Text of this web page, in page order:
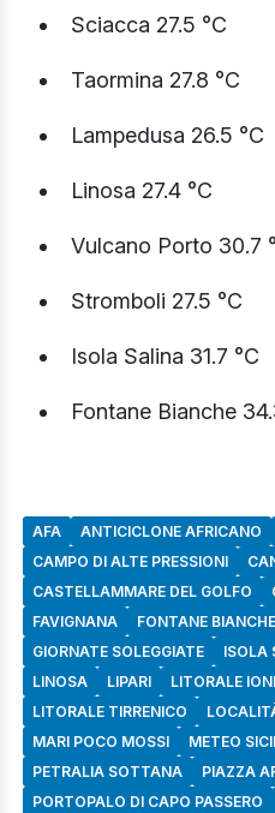
Sciacca 27.5 °C
Taormina 27.8 °C
Lampedusa 26.5 °C
Linosa 27.4 °C
Vulcano Porto 30.7
Stromboli 27.5 °C
Isola Salina 31.7 °C
Fontane Bianche
AFA ANTICICLONE AFRICANO
CAMPO DI ALTE PRESSIONI
CASTELLAMMARE DEL GOLFO
FAVIGNANA
FONTANE BIANCHE
GIORNATE SOLEGGIATE
ISOLA
LINOSA
LIPARI LITORALE
LITORALE TIRRENICO
MARI POCO MOSSI
METEO
PETRALIA SOTTANA
PIAZZA
PORTOPALO DI CAPO PASSERO